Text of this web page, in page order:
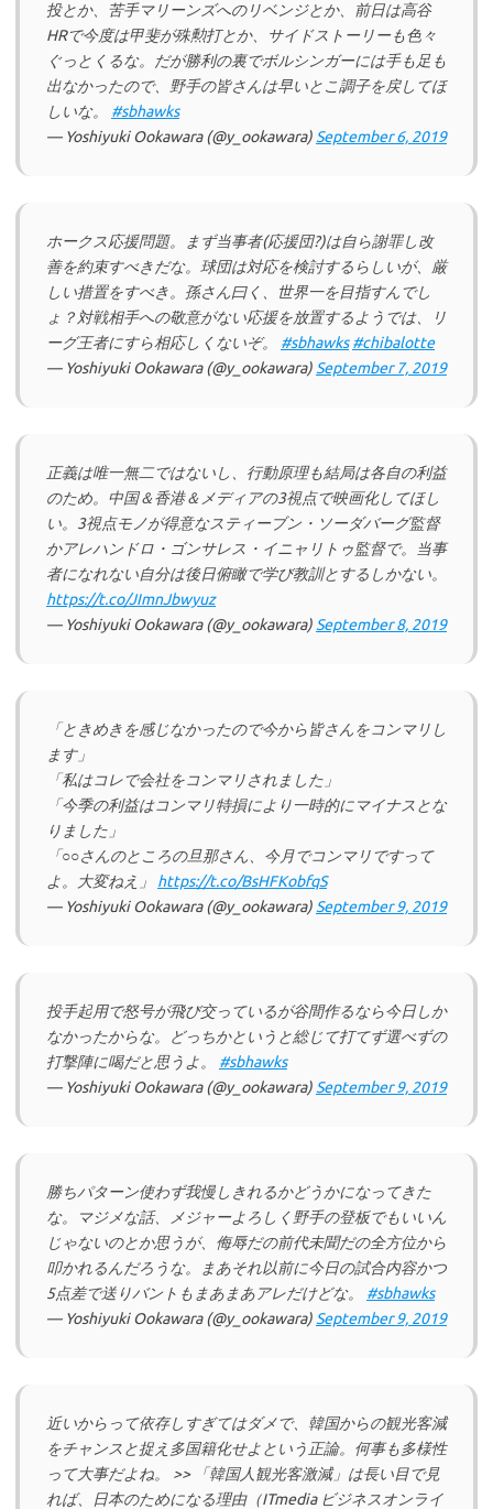
投とか、苦手マリーンズへのリベンジとか、前日は高谷
HRで今度は甲斐が殊勲打とか、サイドストーリーも色々
ぐっとくるな。だが勝利の裏でボルシンガーには手も足も
出なかったので、野手の皆さんは早いとこ調子を戻してほ
しいな。 #sbhawks
— Yoshiyuki Ookawara (@y_ookawara) September 6, 2019
ホークス応援問題。まず当事者(応援団?)は自ら謝罪し改
善を約束すべきだな。球団は対応を検討するらしいが、厳
しい措置をすべき。孫さん曰く、世界一を目指すんでし
ょ？対戦相手への敬意がない応援を放置するようでは、リ
ーグ王者にすら相応しくないぞ。 #sbhawks #chibalotte
— Yoshiyuki Ookawara (@y_ookawara) September 7, 2019
正義は唯一無二ではないし、行動原理も結局は各自の利益
のため。中国＆香港＆メディアの3視点で映画化してほし
い。3視点モノが得意なスティーブン・ソーダバーグ監督
かアレハンドロ・ゴンサレス・イニャリトゥ監督で。当事
者になれない自分は後日俯瞰で学び教訓とするしかない。
https://t.co/JImnJbwyuz
— Yoshiyuki Ookawara (@y_ookawara) September 8, 2019
「ときめきを感じなかったので今から皆さんをコンマリし
ます」
「私はコレで会社をコンマリされました」
「今季の利益はコンマリ特損により一時的にマイナスとな
りました」
「○○さんのところの旦那さん、今月でコンマリですって
よ。大変ねえ」 https://t.co/BsHFKobfqS
— Yoshiyuki Ookawara (@y_ookawara) September 9, 2019
投手起用で怒号が飛び交っているが谷間作るなら今日しか
なかったからな。どっちかというと総じて打てず選べずの
打撃陣に喝だと思うよ。 #sbhawks
— Yoshiyuki Ookawara (@y_ookawara) September 9, 2019
勝ちパターン使わず我慢しきれるかどうかになってきた
な。マジメな話、メジャーよろしく野手の登板でもいいん
じゃないのとか思うが、侮辱だの前代未聞だの全方位から
叩かれるんだろうな。まあそれ以前に今日の試合内容かつ
5点差で送りバントもまあまあアレだけどな。 #sbhawks
— Yoshiyuki Ookawara (@y_ookawara) September 9, 2019
近いからって依存しすぎてはダメで、韓国からの観光客減
をチャンスと捉え多国籍化せよという正論。何事も多様性
って大事だよね。 >> 「韓国人観光客激減」は長い目で見
れば、日本のためになる理由（ITmedia ビジネスオンライ